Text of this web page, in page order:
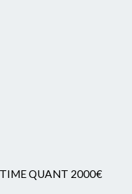
QUANT 2000€